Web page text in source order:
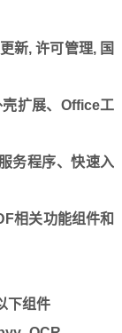
新, 许可管理, 国
扩展、Office工
务程序、快速入
相关功能组件和
下组件